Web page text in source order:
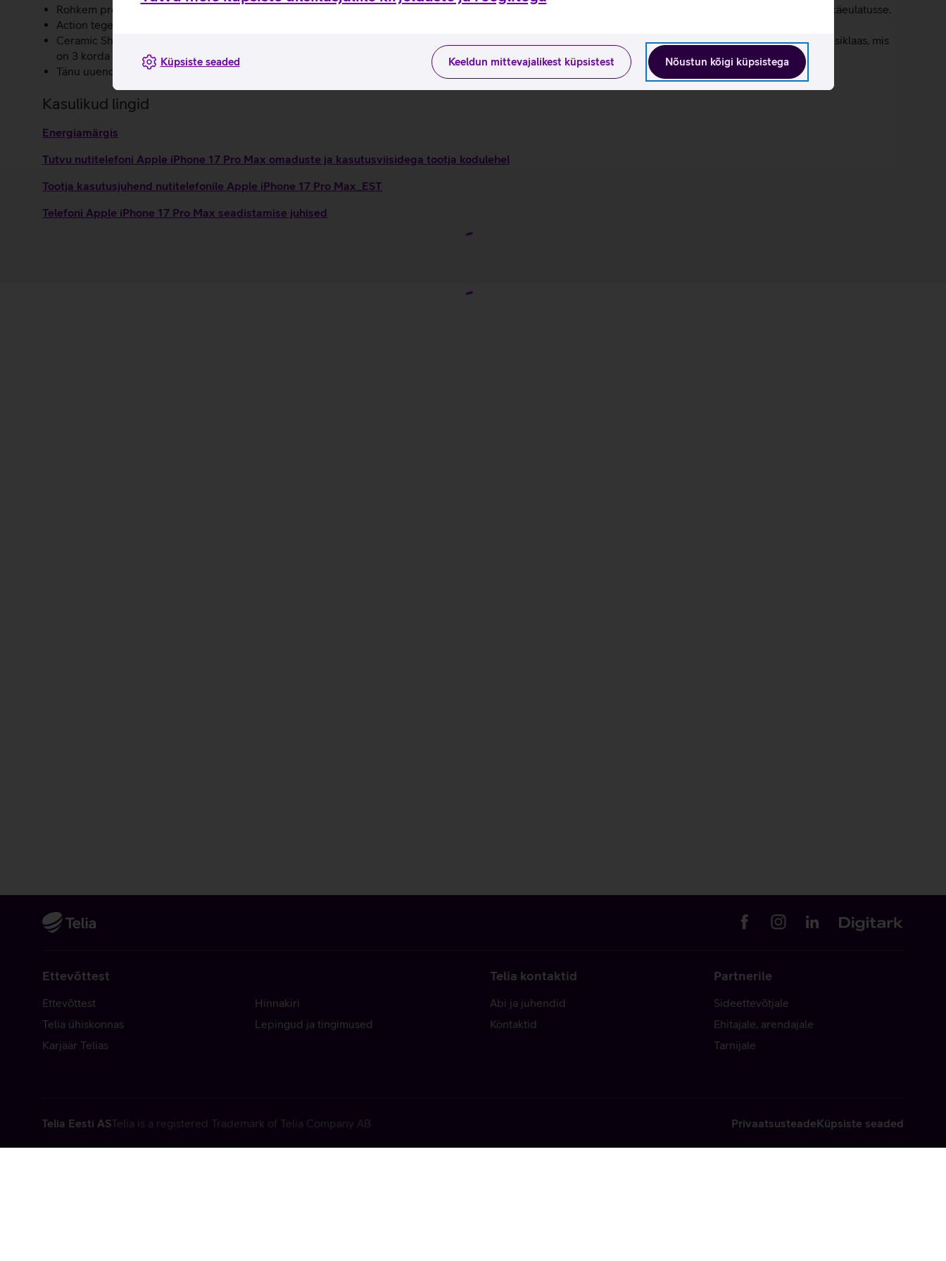
Nõustun kõigi küpsistega
Keeldun mittevajalikest küpsistest
Küpsiste seaded
Rohkem professionaalseid videofunktsioone nagu täiustatud stabiliseerimine ja kinotasemel tehnilised näitajad, et tuua võimsad videolahendused otse sinu käeulatusse.
Action tegevusnupp võimaldab kiiret ligipääsu enda lemmikfunktsioonidele.
Ceramic Shield kaitseb iPhone 17 Pro Max tagakülge, muutes selle vastupidavamaks pragudele. Seadme ekraani kaitseb kriimustuskindel Ceramic Shield 2 esiklaas, mis
on 3 korda vastupidavam kui eelkäijal.
Tänu uuendatud sisemisele ehitusele on akule loodud oluliselt rohkem ruumi, mis tagab parema akukestvuse võrreldes eelmisel mudeliga.
Kasulikud lingid
Energiamärgis
Tutvu nutitelefoni Apple iPhone 17 Pro Max omaduste ja kasutusviisidega tootja kodulehel
Tootja kasutusjuhend nutitelefonile Apple iPhone 17 Pro Max_EST
Telefoni Apple iPhone 17 Pro Max seadistamise juhised
Ettevõttest
Ettevõttest
Telia ühiskonnas
Karjäär Telias
Hinnakiri
Lepingud ja tingimused
Telia kontaktid
Abi ja juhendid
Kontaktid
Partnerile
Sideettevõtjale
Ehitajale, arendajale
Tarnijale
Telia Eesti ASTelia is a registered Trademark of Telia Company AB PrivaatsusteadeKüpsiste seaded